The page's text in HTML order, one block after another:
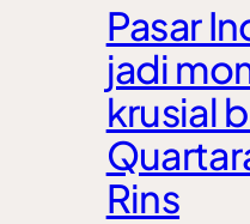
Pasar
jadi
krusial
Rins